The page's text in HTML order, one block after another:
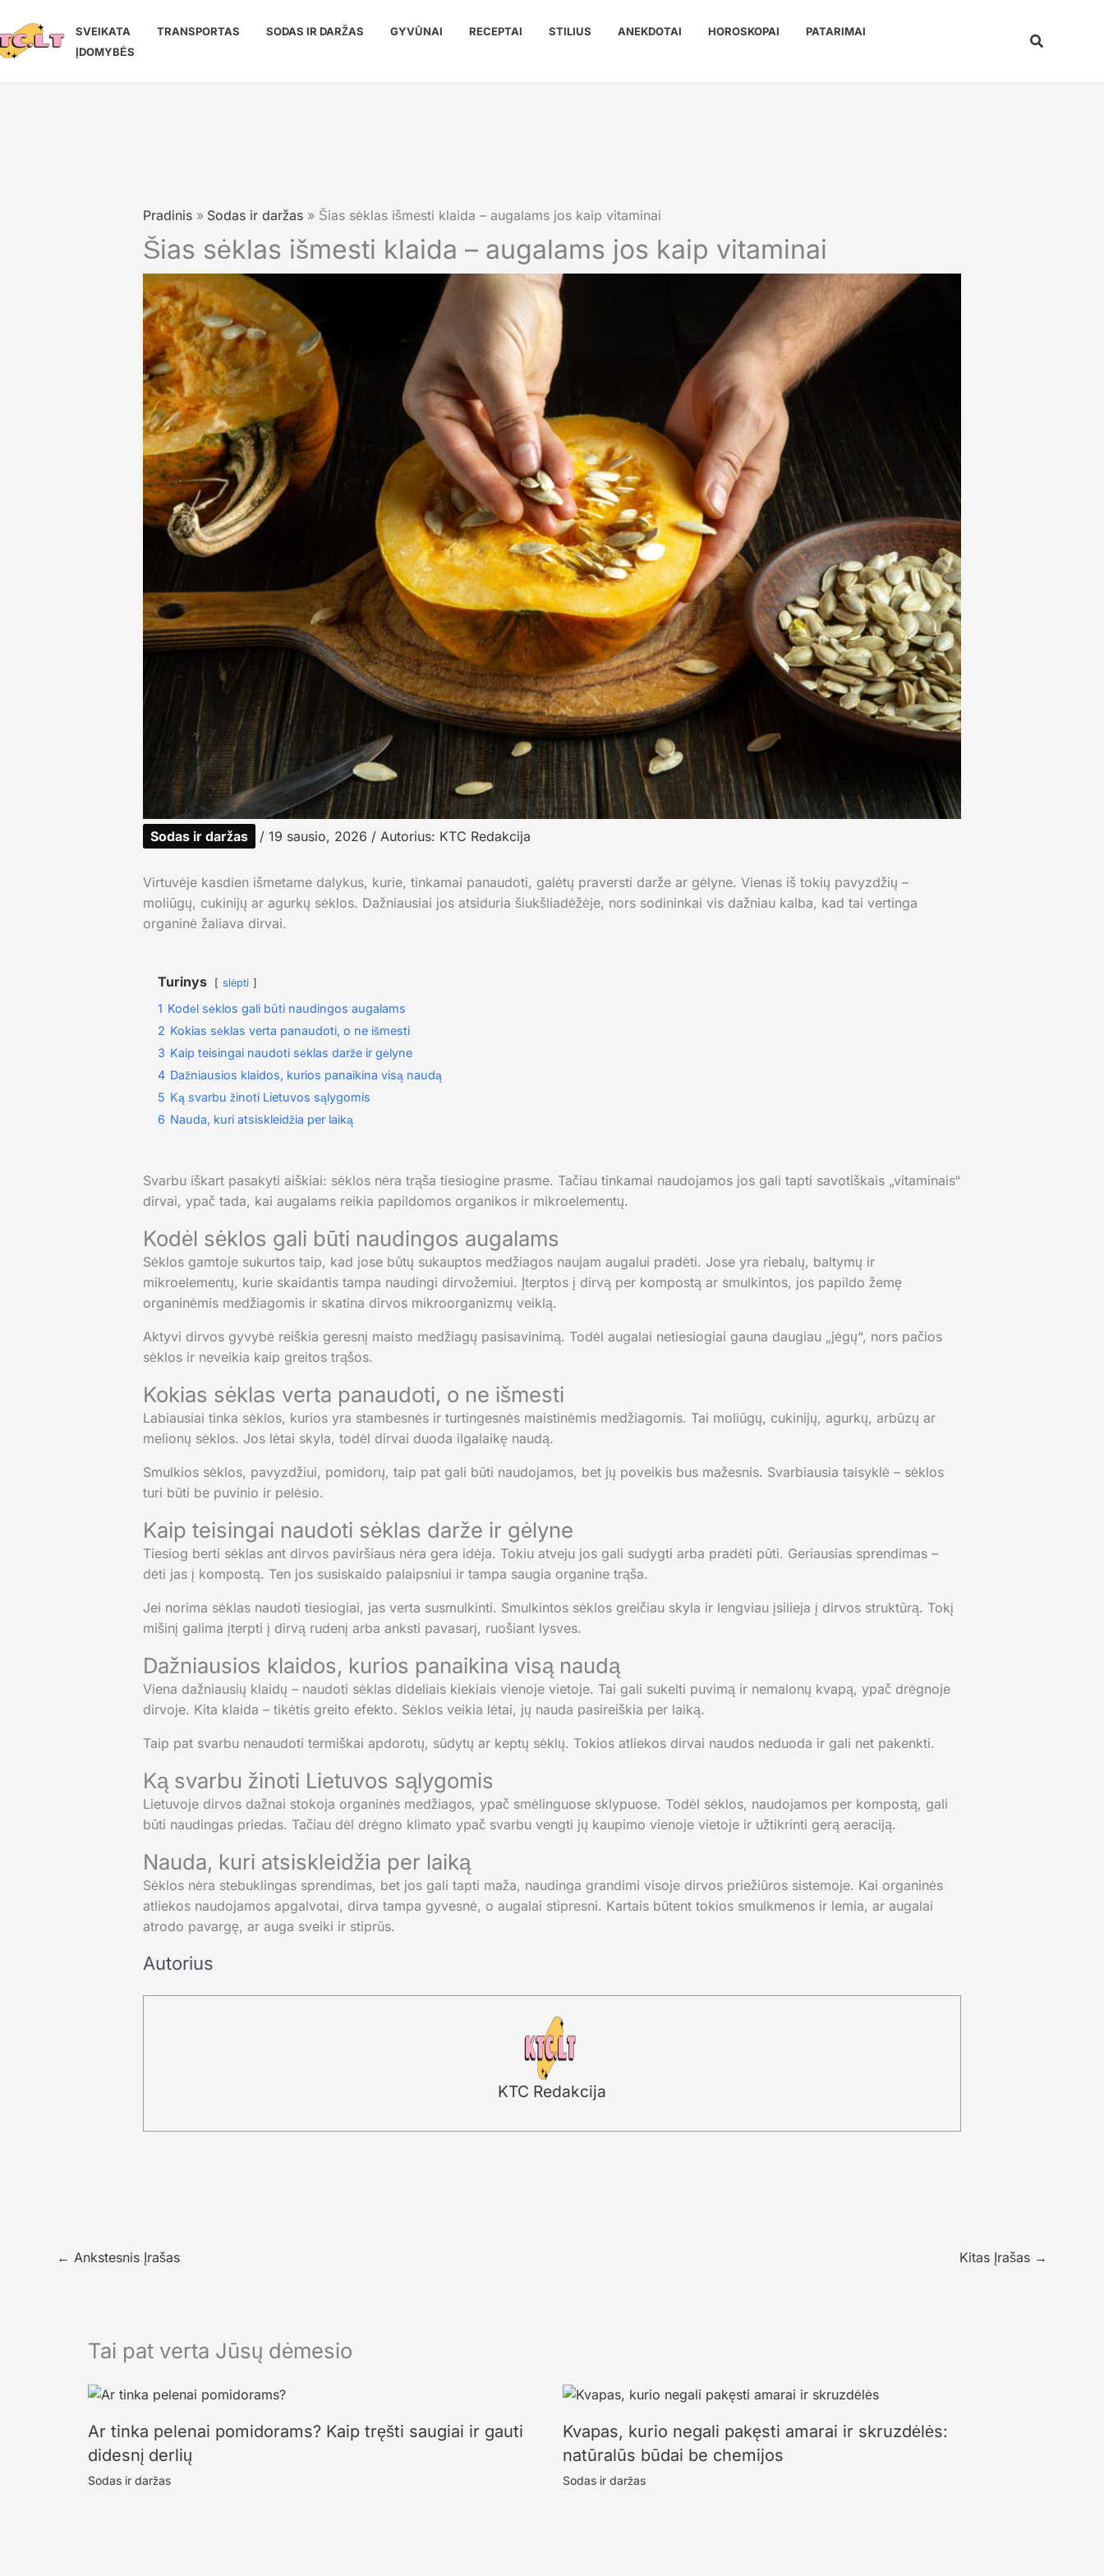
prie
turinio
SVEIKATA TRANSPORTAS SODAS IR DARŽAS GYVŪNAI RECEPTAI STILIUS ANEKDOTAI HOROSKOPAI
PATARIMAI
ĮDOMYBĖS
Paieška
Pradinis Sodas ir daržas Šias sėklas išmesti klaida – augalams jos kaip vitaminai
Šias sėklas išmesti klaida – augalams jos kaip vitaminai
Sodas ir daržas / 19 sausio, 2026 / Autorius: KTC Redakcija
Virtuvėje kasdien išmetame dalykus, kurie, tinkamai panaudoti, galėtų praversti darže ar gėlyne. Vienas iš tokių pavyzdžių –
moliūgų, cukinijų ar agurkų sėklos. Dažniausiai jos atsiduria šiukšliadėžėje, nors sodininkai vis dažniau kalba, kad tai vertinga
organinė žaliava dirvai.
Turinys slėpti
1 Kodėl sėklos gali būti naudingos augalams
2 Kokias sėklas verta panaudoti, o ne išmesti
3 Kaip teisingai naudoti sėklas darže ir gėlyne
4 Dažniausios klaidos, kurios panaikina visą naudą
5 Ką svarbu žinoti Lietuvos sąlygomis
6 Nauda, kuri atsiskleidžia per laiką
Svarbu iškart pasakyti aiškiai: sėklos nėra trąša tiesiogine prasme. Tačiau tinkamai naudojamos jos gali tapti savotiškais „vitaminais“
dirvai, ypač tada, kai augalams reikia papildomos organikos ir mikroelementų.
Kodėl sėklos gali būti naudingos augalams
Sėklos gamtoje sukurtos taip, kad jose būtų sukauptos medžiagos naujam augalui pradėti. Jose yra riebalų, baltymų ir
mikroelementų, kurie skaidantis tampa naudingi dirvožemiui. Įterptos į dirvą per kompostą ar smulkintos, jos papildo žemę
organinėmis medžiagomis ir skatina dirvos mikroorganizmų veiklą.
Aktyvi dirvos gyvybė reiškia geresnį maisto medžiagų pasisavinimą. Todėl augalai netiesiogiai gauna daugiau „jėgų“, nors pačios
sėklos ir neveikia kaip greitos trąšos.
Kokias sėklas verta panaudoti, o ne išmesti
Labiausiai tinka sėklos, kurios yra stambesnės ir turtingesnės maistinėmis medžiagomis. Tai moliūgų, cukinijų, agurkų, arbūzų ar
melionų sėklos. Jos lėtai skyla, todėl dirvai duoda ilgalaikę naudą.
Smulkios sėklos, pavyzdžiui, pomidorų, taip pat gali būti naudojamos, bet jų poveikis bus mažesnis. Svarbiausia taisyklė – sėklos
turi būti be puvinio ir pelėsio.
Kaip teisingai naudoti sėklas darže ir gėlyne
Tiesiog berti sėklas ant dirvos paviršiaus nėra gera idėja. Tokiu atveju jos gali sudygti arba pradėti pūti. Geriausias sprendimas –
dėti jas į kompostą. Ten jos susiskaido palaipsniui ir tampa saugia organine trąša.
Jei norima sėklas naudoti tiesiogiai, jas verta susmulkinti. Smulkintos sėklos greičiau skyla ir lengviau įsilieja į dirvos struktūrą. Tokį
mišinį galima įterpti į dirvą rudenį arba anksti pavasarį, ruošiant lysves.
Dažniausios klaidos, kurios panaikina visą naudą
Viena dažniausių klaidų – naudoti sėklas dideliais kiekiais vienoje vietoje. Tai gali sukelti puvimą ir nemalonų kvapą, ypač drėgnoje
dirvoje. Kita klaida – tikėtis greito efekto. Sėklos veikia lėtai, jų nauda pasireiškia per laiką.
Taip pat svarbu nenaudoti termiškai apdorotų, sūdytų ar keptų sėklų. Tokios atliekos dirvai naudos neduoda ir gali net pakenkti.
Ką svarbu žinoti Lietuvos sąlygomis
Lietuvoje dirvos dažnai stokoja organinės medžiagos, ypač smėlinguose sklypuose. Todėl sėklos, naudojamos per kompostą, gali
būti naudingas priedas. Tačiau dėl drėgno klimato ypač svarbu vengti jų kaupimo vienoje vietoje ir užtikrinti gerą aeraciją.
Nauda, kuri atsiskleidžia per laiką
Sėklos nėra stebuklingas sprendimas, bet jos gali tapti maža, naudinga grandimi visoje dirvos priežiūros sistemoje. Kai organinės
atliekos naudojamos apgalvotai, dirva tampa gyvesnė, o augalai stipresni. Kartais būtent tokios smulkmenos ir lemia, ar augalai
atrodo pavargę, ar auga sveiki ir stiprūs.
Autorius
KTC Redakcija
← Ankstesnis Įrašas Kitas Įrašas →
Tai pat verta Jūsų dėmesio
Ar tinka pelenai pomidorams? Kaip tręšti saugiai ir gauti
didesnį derlių
Sodas ir daržas
Kvapas, kurio negali pakęsti amarai ir skruzdėlės:
natūralūs būdai be chemijos
Sodas ir daržas